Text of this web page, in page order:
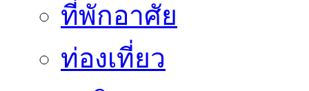
ที่พักอาศัย
ท่องเที่ยว